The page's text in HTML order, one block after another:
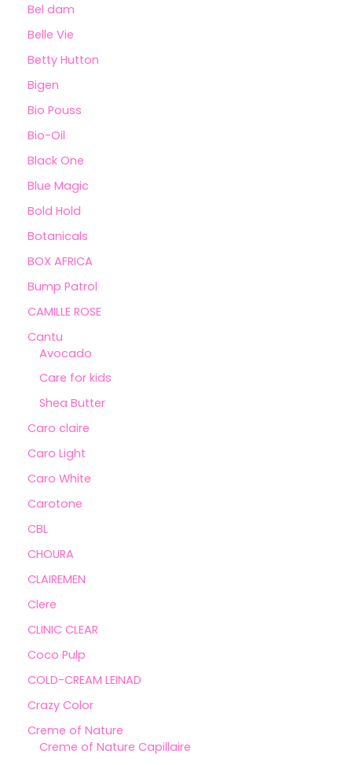
Bel dam
Belle Vie
Betty Hutton
Bigen
Bio Pouss
Bio-Oil
Black One
Blue Magic
Bold Hold
Botanicals
BOX AFRICA
Bump Patrol
CAMILLE ROSE
Cantu
Avocado
Care for kids
Shea Butter
Caro claire
Caro Light
Caro White
Carotone
CBL
CHOURA
CLAIREMEN
Clere
CLINIC CLEAR
Coco Pulp
COLD-CREAM LEINAD
Crazy Color
Creme of Nature
Creme of Nature Capillaire